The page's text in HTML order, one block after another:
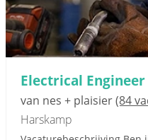
Electrical Engineer
van nes + plaisier(84
Harskamp